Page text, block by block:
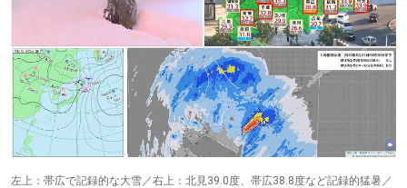
左上：帯広で記録的な大雪／右上：北見39.0度、帯広38.8度など記録的猛暑／